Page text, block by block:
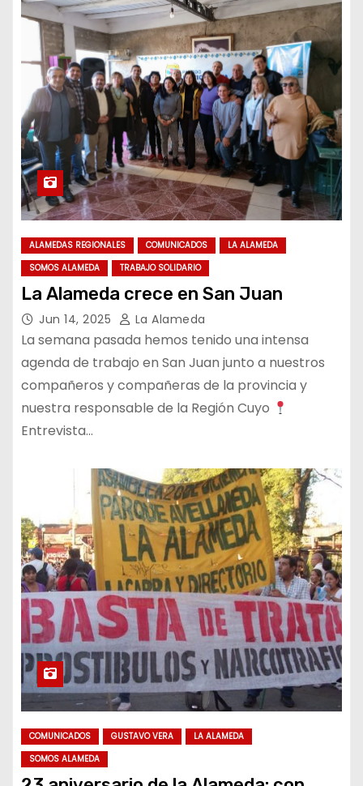
ALAMEDAS REGIONALES COMUNICADOS
LA ALAMEDA
SOMOS ALAMEDA
TRABAJO SOLIDARIO
La Alameda crece en San Juan
Jun 14, 2025 La Alameda
La semana pasada hemos tenido una intensa
agenda de trabajo en San Juan junto a nuestros
compañeros y compañeras de la provincia y
nuestra responsable de la Región Cuyo
Entrevista…
COMUNICADOS GUSTAVO VERA
LA ALAMEDA
SOMOS ALAMEDA